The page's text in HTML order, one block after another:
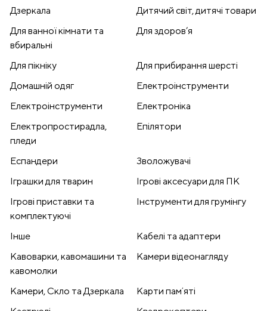
Дзеркала
Дитячий світ, дитячі товари
Для ванної кімнати та
вбиральні
Для здоров’я
Для пікніку
Для прибирання шерсті
Домашній одяг
Електроінструменти
Електроінструменти
Електроніка
Електропростирадла,
пледи
Епілятори
Еспандери
Зволожувачі
Іграшки для тварин
Ігрові аксесуари для ПК
Ігрові приставки та
комплектуючі
Інструменти для грумінгу
Інше
Кабелі та адаптери
Кавоварки, кавомашини та
кавомолки
Камери відеонагляду
Камери, Скло та Дзеркала
Карти памʼяті